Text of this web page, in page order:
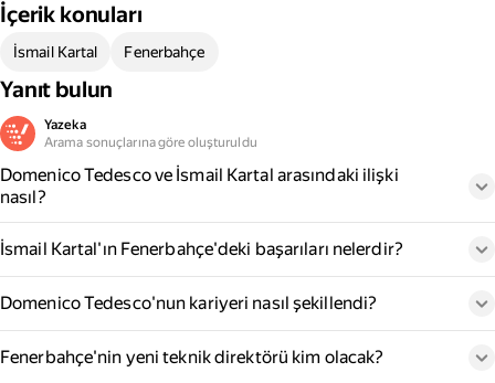
İçerik konuları
İsmail Kartal Fenerbahçe
Yanıt bulun
Yazeka
Arama sonuçlarına göre oluşturuldu
Domenico Tedesco ve İsmail Kartal arasındaki ilişki
nasıl?
İsmail Kartal'ın Fenerbahçe'deki başarıları nelerdir?
Domenico Tedesco'nun kariyeri nasıl şekillendi?
Fenerbahçe'nin yeni teknik direktörü kim olacak?